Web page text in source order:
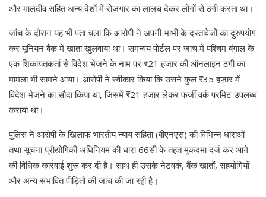
और मालदीव सहित अन्य देशों में रोजगार का लालच देकर लोगों से ठगी करता था।
जांच के दौरान यह भी पता चला कि आरोपी ने अपनी भाभी के दस्तावेजों का दुरुपयोग
कर यूनियन बैंक में खाता खुलवाया था। समन्वय पोर्टल पर जांच में पश्चिम बंगाल के
एक शिकायतकर्ता से विदेश भेजने के नाम पर ₹21 हजार की ऑनलाइन ठगी का
मामला भी सामने आया। आरोपी ने स्वीकार किया कि उसने कुल ₹35 हजार में
विदेश भेजने का सौदा किया था, जिसमें ₹21 हजार लेकर फर्जी वर्क परमिट उपलब्ध
कराया था।
पुलिस ने आरोपी के खिलाफ भारतीय न्याय संहिता (बीएनएस) की विभिन्न धाराओं
तथा सूचना प्रौद्योगिकी अधिनियम की धारा 66सी के तहत मुकदमा दर्ज कर आगे
की विधिक कार्रवाई शुरू कर दी है। साथ ही उसके नेटवर्क, बैंक खातों, सहयोगियों
और अन्य संभावित पीड़ितों की जांच की जा रही है।